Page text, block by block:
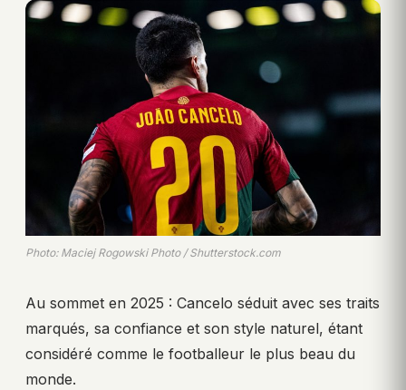
Photo: Maciej Rogowski Photo / Shutterstock.com
Au sommet en 2025 : Cancelo séduit avec ses traits
marqués, sa confiance et son style naturel, étant
considéré comme le footballeur le plus beau du
monde.